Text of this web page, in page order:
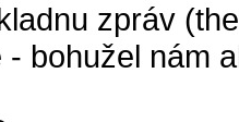
zpráv
- bohužel nám